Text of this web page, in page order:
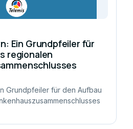
Ein Grundpfeiler für
regionalen
Grundpfeiler für den Aufbau